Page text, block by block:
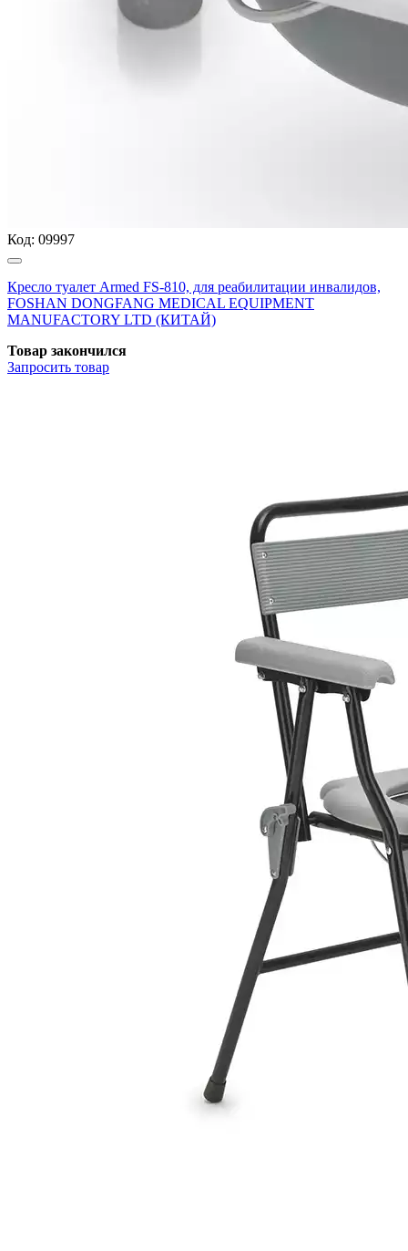
Код: 09997
Кресло туалет Armed FS-810, для реабилитации инвалидов,
FOSHAN DONGFANG MEDICAL EQUIPMENT
MANUFACTORY LTD (КИТАЙ)
Товар закончился
Запросить товар